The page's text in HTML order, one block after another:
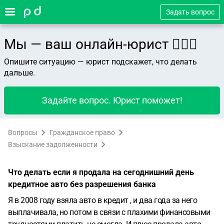
Задать вопрос
Мы — ваш онлайн-юрист 👨🏻‍⚖️
Опишите ситуацию — юрист подскажет, что делать
дальше.
Задайте вопрос. Юрист поможет!
Вопросы
Гражданское право
Взыскание задолженности
Что делать если я продала на сегоднишний день
кредитное авто без разрешения банка
Я в 2008 году взяла авто в кредит , и два года за него
выплачивала, но потом в связи с плахими финансовыми